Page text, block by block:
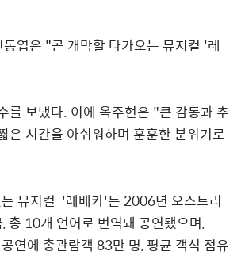
동엽은 "곧 개막할 다가오는 뮤지컬 '레
를 보냈다. 이에 옥주현은 "큰 감동과 추
은 시간을 아쉬워하며 훈훈한 분위기로
뮤지컬 '레베카'는 2006년 오스트리
,총 10개 언어로 번역돼 공연됐으며,
연에 총관람객 83만 명,평균 객석 점유